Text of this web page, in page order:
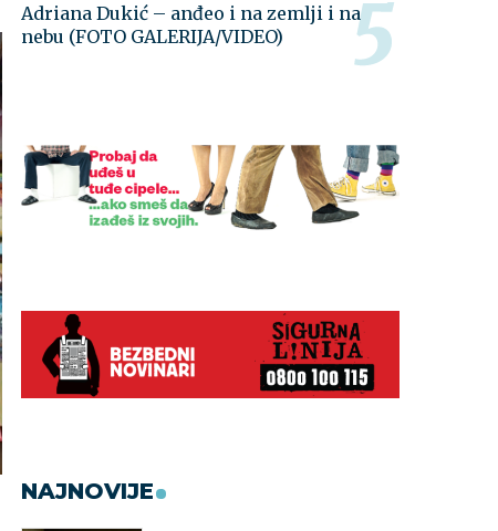
Adriana Dukić – anđeo i na zemlji i na
nebu (FOTO GALERIJA/VIDEO)
NAJNOVIJE